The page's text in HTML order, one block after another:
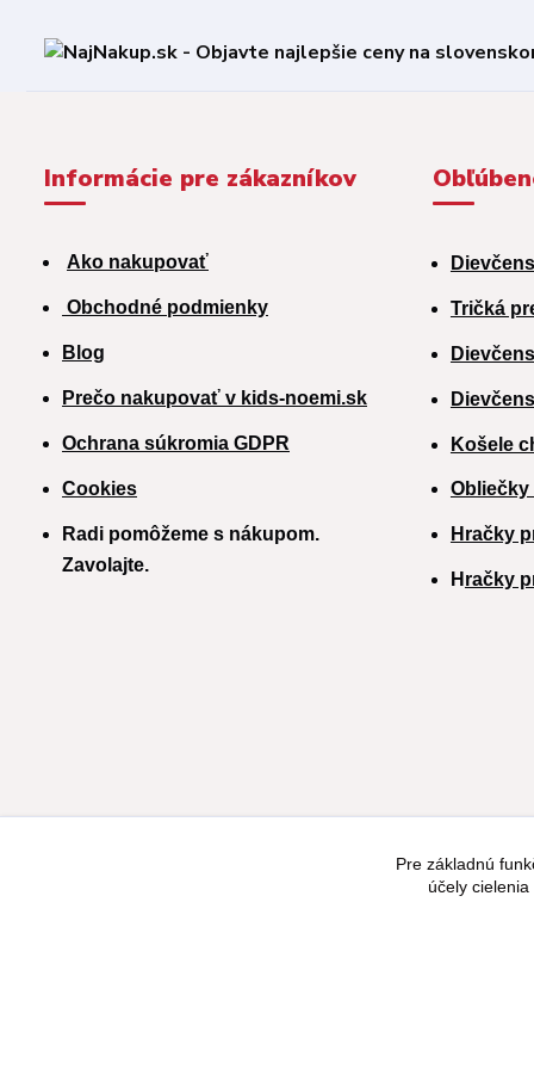
Informácie pre zákazníkov
Ako nakupovať
Obchodné podmienky
Blog
Prečo nakupovať v kids-noemi.sk
Ochrana súkromia GDPR
Cookies
Radi pomôžeme s nákupom.
Zavolajte.
Tričká
Košele
Hračky
H račky
Pre základnú
účely